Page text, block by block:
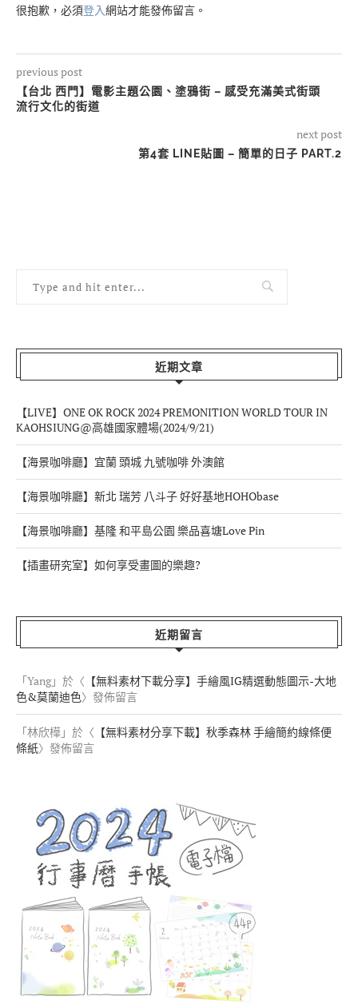
很抱歉，必須登入網站才能發佈留言。
previous post
【台北 西門】電影主題公園、塗鴉街 – 感受充滿美式街頭
流行文化的街道
next post
第4套 LINE貼圖 – 簡單的日子 PART.2
近期文章
【LIVE】ONE OK ROCK 2024 PREMONITION WORLD TOUR IN
KAOHSIUNG@高雄國家體場(2024/9/21)
【海景咖啡廳】宜蘭 頭城 九號咖啡 外澳館
【海景咖啡廳】新北 瑞芳 八斗子 好好基地HOHObase
【海景咖啡廳】基隆 和平島公園 樂品喜塘Love Pin
【插畫研究室】如何享受畫圖的樂趣?
近期留言
「Yang」於〈 【無料素材下載分享】手繪風IG精選動態圖示-大地
色&莫蘭迪色〉發佈留言
「林欣樺 」於〈 【無料素材分享下載】秋季森林 手繪簡約線條便
條紙〉發佈留言